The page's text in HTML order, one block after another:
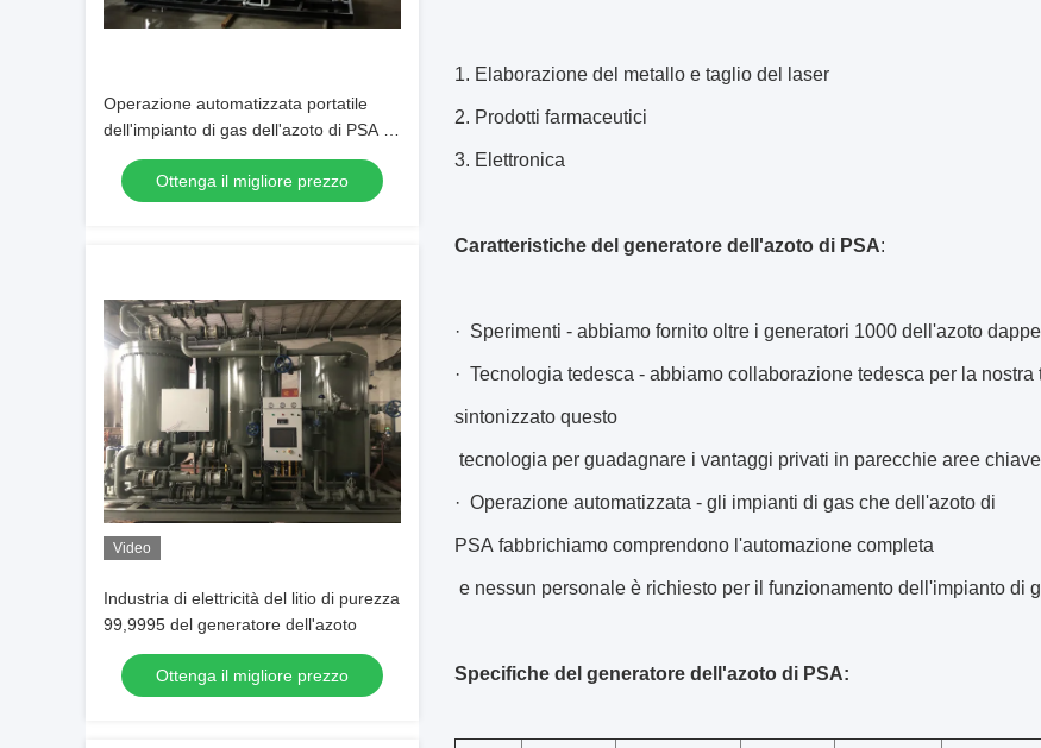
Operazione automatizzata portatile
dell'impianto di gas dell'azoto di PSA di
dimensione astuta
Ottenga il migliore prezzo
Video
Industria di elettricità del litio di purezza
99,9995 del generatore dell'azoto
Ottenga il migliore prezzo
1. Elaborazione del metallo e taglio del laser
2. Prodotti farmaceutici
3. Elettronica
Caratteristiche del generatore dell'azoto di PSA:
· Sperimenti - abbiamo fornito oltre i generatori 1000 dell'azoto
· Tecnologia tedesca - abbiamo collaborazione tedesca per la
sintonizzato questo
tecnologia per guadagnare i vantaggi privati in parecchie aree
· Operazione automatizzata - gli impianti di gas che dell'azoto di
PSA fabbrichiamo comprendono l'automazione completa
e nessun personale è richiesto per il funzionamento dell'impianto di
Specifiche del generatore dell'azoto di PSA: